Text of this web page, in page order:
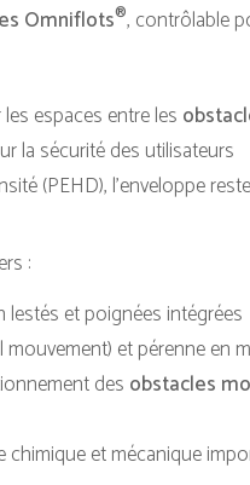
Omniflots®, contrôlable
espaces entre les
la sécurité des utilisateurs
(PEHD), l'enveloppe
:
lestés et poignées intégrées
et pérenne en
des obstacles
chimique et mécanique